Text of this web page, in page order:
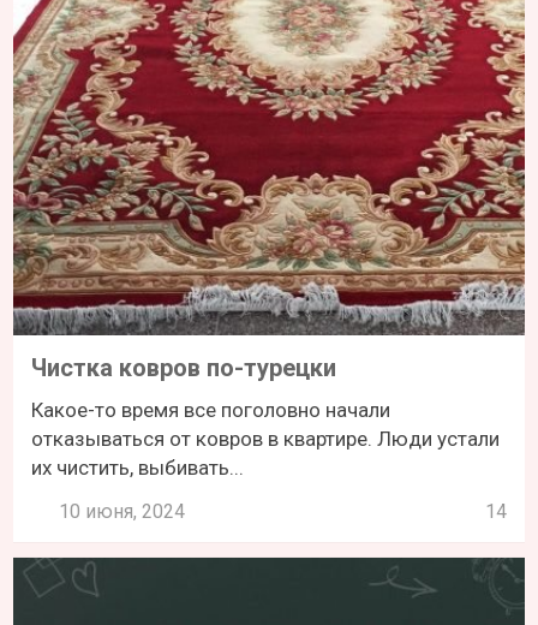
Чистка ковров по-турецки
Какое-то время все поголовно начали
отказываться от ковров в квартире. Люди устали
их чистить, выбивать...
10 июня, 2024 14